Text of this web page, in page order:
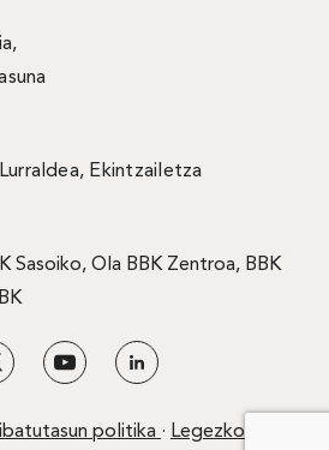
,
Lurraldea, Ekintzailetza
Sasoiko, Ola BBK Zentroa, BBK
politika · Legezko